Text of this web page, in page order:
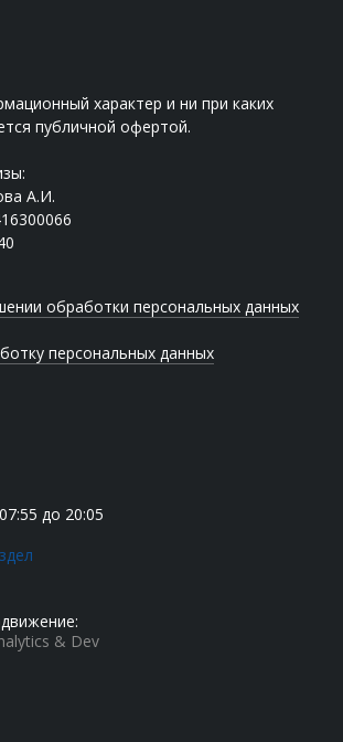
характер и ни при каких
публичной офертой.
А.И.
обработки персональных данных
персональных данных
до 20:05
& Dev